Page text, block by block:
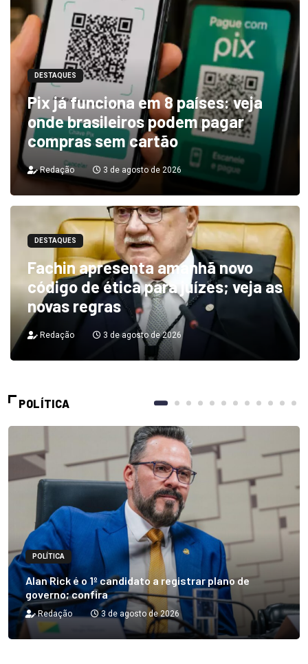
DESTAQUES
Pix já funciona em 8 países: veja
onde brasileiros podem pagar
compras sem cartão
Redação 3 de agosto de 2026
DESTAQUES
Fachin apresenta amanhã novo
código de ética para juízes; veja as
novas regras
Redação 3 de agosto de 2026
POLÍTICA
POLÍTICA
Alan Rick é o 1º candidato a registrar plano de
governo; confira
Redação 3 de agosto de 2026